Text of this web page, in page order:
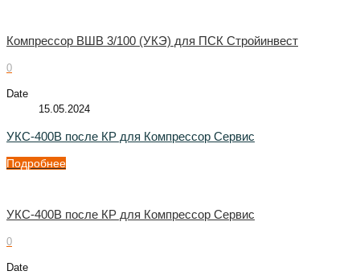
Компрессор ВШВ 3/100 (УКЭ) для ПСК Стройинвест
0
Date
15.05.2024
УКС-400В после КР для Компрессор Сервис
Подробнее
УКС-400В после КР для Компрессор Сервис
0
Date